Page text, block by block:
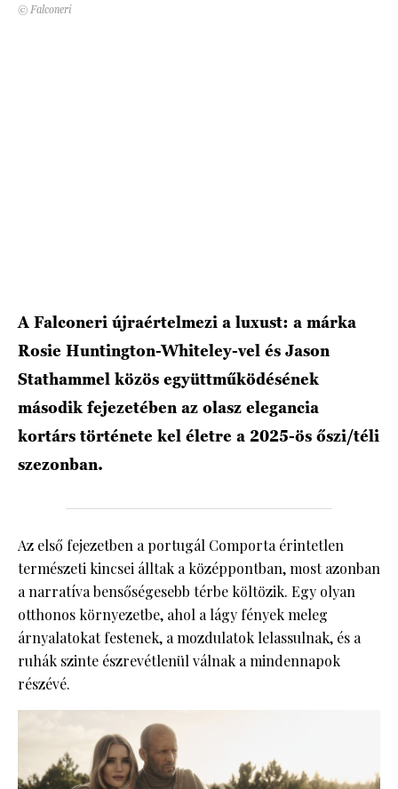
© Falconeri
A Falconeri újraértelmezi a luxust: a márka
Rosie Huntington-Whiteley-vel és Jason
Stathammel közös együttműködésének
második fejezetében az olasz elegancia
kortárs története kel életre a 2025-ös őszi/téli
szezonban.
Az első fejezetben a portugál Comporta érintetlen
természeti kincsei álltak a középpontban, most azonban
a narratíva bensőségesebb térbe költözik. Egy olyan
otthonos környezetbe, ahol a lágy fények meleg
árnyalatokat festenek, a mozdulatok lelassulnak, és a
ruhák szinte észrevétlenül válnak a mindennapok
részévé.